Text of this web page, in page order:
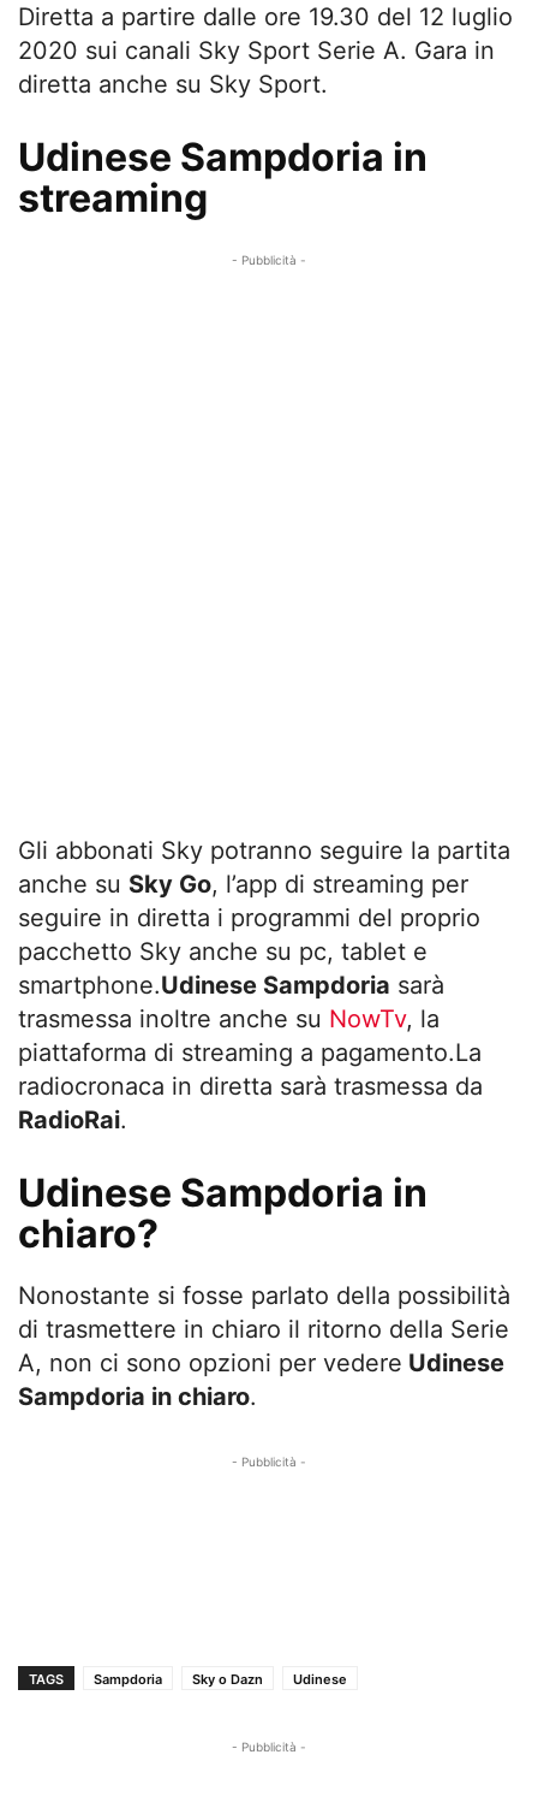
Diretta a partire dalle ore 19.30 del 12 luglio
2020 sui canali Sky Sport Serie A. Gara in
diretta anche su Sky Sport.
Udinese Sampdoria in
streaming
- Pubblicità -
Gli abbonati Sky potranno seguire la partita
anche su Sky Go, l’app di streaming per
seguire in diretta i programmi del proprio
pacchetto Sky anche su pc, tablet e
smartphone.Udinese Sampdoria sarà
trasmessa inoltre anche su NowTv, la
piattaforma di streaming a pagamento.La
radiocronaca in diretta sarà trasmessa da
RadioRai.
Udinese Sampdoria in
chiaro?
Nonostante si fosse parlato della possibilità
di trasmettere in chiaro il ritorno della Serie
A, non ci sono opzioni per vedere Udinese
Sampdoria in chiaro.
- Pubblicità -
TAGS Sampdoria Sky o Dazn Udinese
- Pubblicità -